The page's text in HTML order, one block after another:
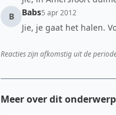
B
Babs5 apr 2012
Jie, je gaat het halen.
Reacties zijn afkomstig uit de
Meer over dit onderwerp